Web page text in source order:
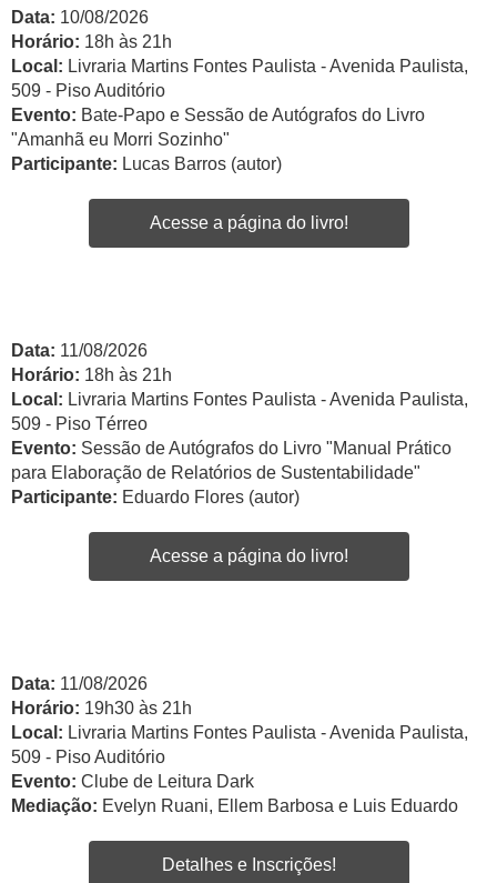
Data: 10/08/2026
Horário: 18h às 21h
Local: Livraria Martins Fontes Paulista - Avenida Paulista,
509 - Piso Auditório
Evento: Bate-Papo e Sessão de Autógrafos do Livro
"Amanhã eu Morri Sozinho"
Participante: Lucas Barros (autor)
Acesse a página do livro!
Data: 11/08/2026
Horário: 18h às 21h
Local: Livraria Martins Fontes Paulista - Avenida Paulista,
509 - Piso Térreo
Evento: Sessão de Autógrafos do Livro "Manual Prático
para Elaboração de Relatórios de Sustentabilidade"
Participante: Eduardo Flores (autor)
Acesse a página do livro!
Data: 11/08/2026
Horário: 19h30 às 21h
Local: Livraria Martins Fontes Paulista - Avenida Paulista,
509 - Piso Auditório
Evento: Clube de Leitura Dark
Mediação: Evelyn Ruani, Ellem Barbosa e Luis Eduardo
Detalhes e Inscrições!